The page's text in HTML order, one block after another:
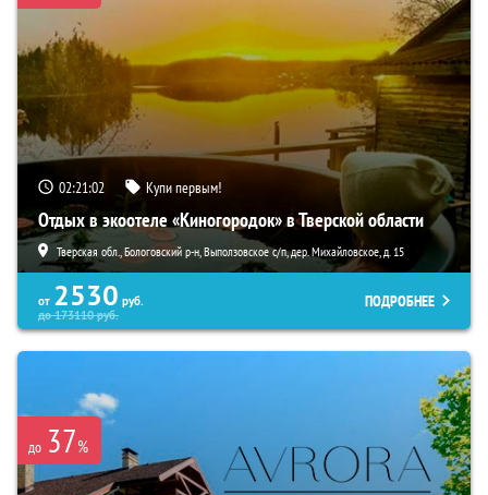
02:21:01 Купи первым!
Отдых в экоотеле «Киногородок» в Тверской области
Тверская обл., Бологовский р-н, Выползовское с/п, дер. Михайловское, д. 15
от 2530 руб.
до173110руб.
ПОДРОБНЕЕ
до 37%